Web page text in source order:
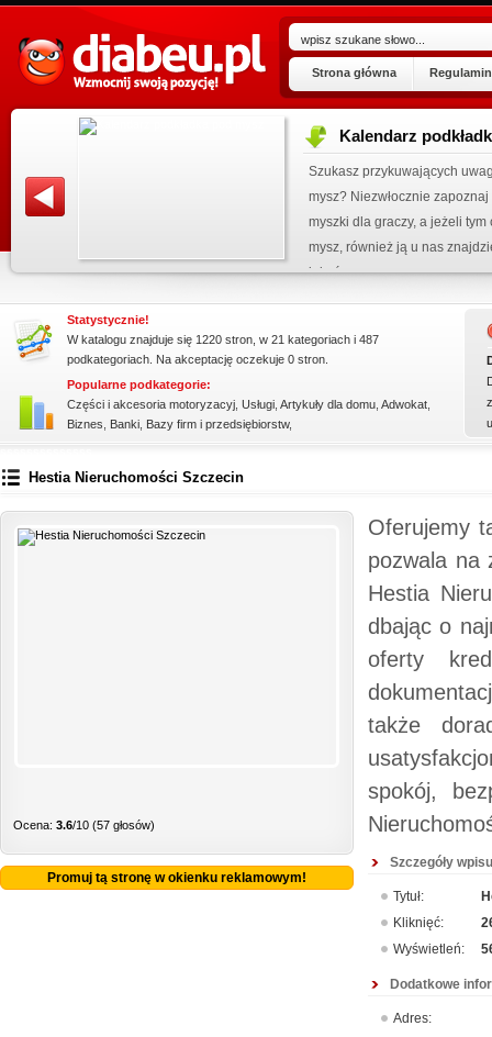
Strona główna
wpisu »
Kalendarz
Szukasz przykuwających
mysz? Niezwłocznie
myszki dla graczy, a jeżeli
mysz, również ją u nas
jakośc...
Statystycznie!
W katalogu znajduje się 1220 stron, w 21 kategoriach i 487
podkategoriach. Na akceptację oczekuje 0 stron.
Popularne podkategorie:
Części i akcesoria motoryzacyj Usługi Artykuły dla domu Adwokat
Biznes
Banki Bazy firm i przedsiębiorstw,
Hestia Nieruchomości Szczecin
Ocena: 3.6/10 (57 głosów)
Promuj tą stronę w okienku reklamowym!
Oferujemy
pozwala na
Hestia
dbając o
oferty
także
spokój,
Szczegóły
Tytuł:
Kliknięć:
Wyświetleń:
Dodatkowe
Adres: